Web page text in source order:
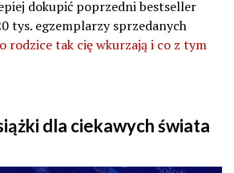
dokupić poprzedni bestseller
tys. egzemplarzy sprzedanych
rodzice tak cię wkurzają i co z tym
dla ciekawych świata